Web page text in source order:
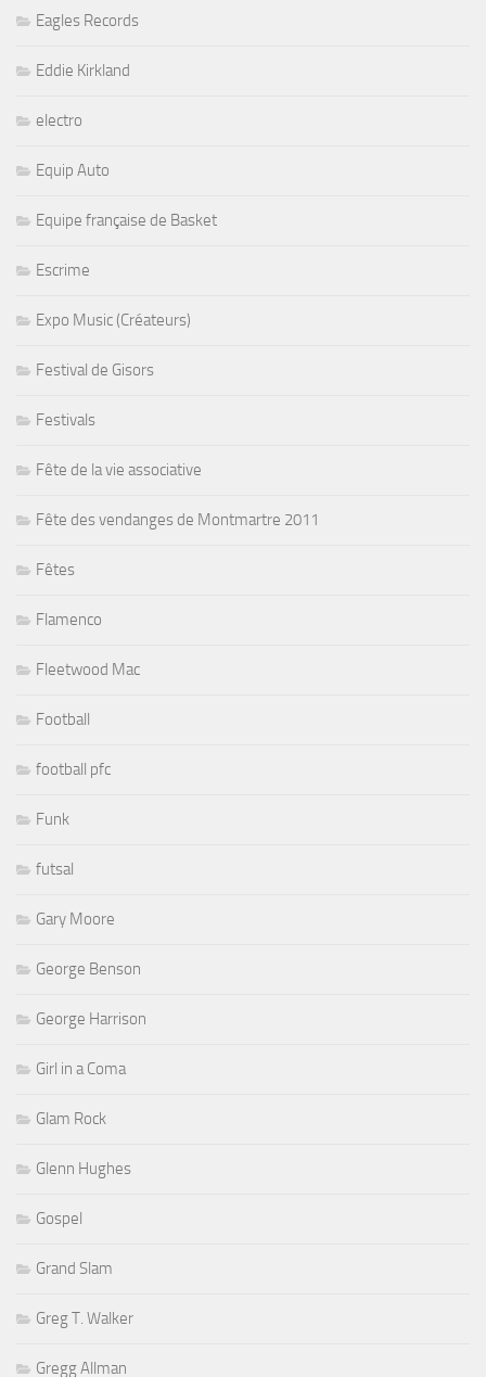
Eagles Records
Eddie Kirkland
electro
Equip Auto
Equipe française de Basket
Escrime
Expo Music (Créateurs)
Festival de Gisors
Festivals
Fête de la vie associative
Fête des vendanges de Montmartre 2011
Fêtes
Flamenco
Fleetwood Mac
Football
football pfc
Funk
futsal
Gary Moore
George Benson
George Harrison
Girl in a Coma
Glam Rock
Glenn Hughes
Gospel
Grand Slam
Greg T. Walker
Gregg Allman